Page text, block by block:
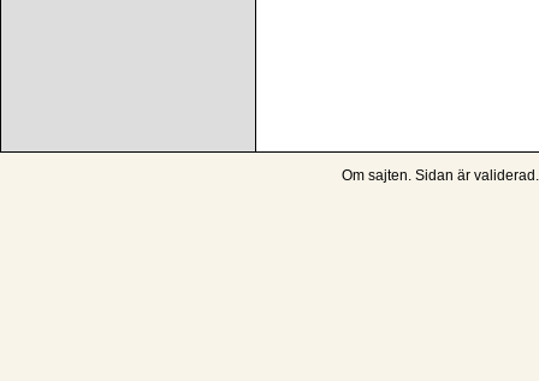
Om sajten. Sidan är validerad